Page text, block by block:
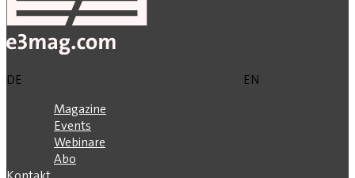
DE
EN
Magazine
Events
Webinare
Abo